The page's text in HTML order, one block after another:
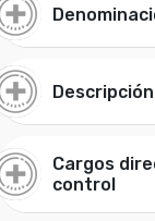
Cargos
control